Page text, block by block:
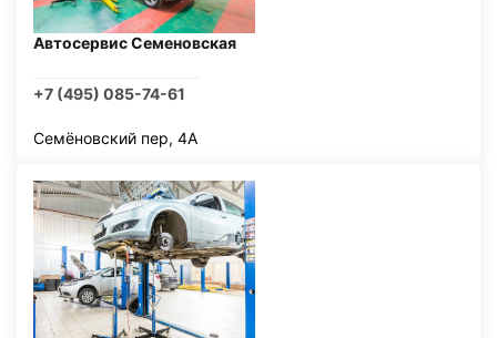
Автосервис Семеновская
+7 (495) 085-74-61
Семёновский пер, 4А